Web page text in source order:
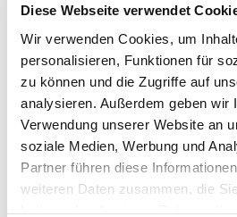
Diese Webseite verwendet
Wir verwenden Cookies, um
personalisieren, Funktionen für
zu können und die Zugriffe auf
analysieren. Außerdem geben wir
Verwendung unserer Website an
soziale Medien, Werbung und
Partner führen diese
weiteren Daten zusammen, die
Dies könnte